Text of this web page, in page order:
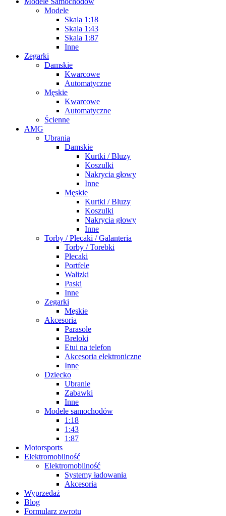
Modele
Skala 1:18
Skala 1:43
Skala 1:87
Inne
Zegarki
Damskie
Kwarcowe
Automatyczne
Męskie
Kwarcowe
Automatyczne
Ścienne
AMG
Ubrania
Damskie
Kurtki / Bluzy
Koszulki
Nakrycia głowy
Inne
Męskie
Kurtki / Bluzy
Koszulki
Nakrycia głowy
Inne
Torby / Plecaki / Galanteria
Torby / Torebki
Plecaki
Portfele
Walizki
Paski
Inne
Zegarki
Męskie
Akcesoria
Parasole
Breloki
Etui na telefon
Akcesoria elektroniczne
Inne
Dziecko
Ubranie
Zabawki
Inne
Modele samochodów
1:18
1:43
1:87
Motorsports
Elektromobilność
Elektromobilność
Systemy ładowania
Akcesoria
Wyprzedaż
Blog
Formularz zwrotu